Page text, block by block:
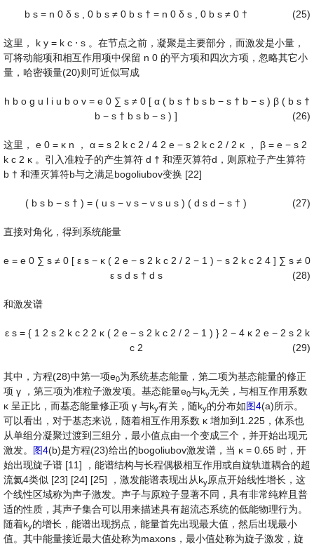
b s = n 0 δ s , 0 b s ≠ 0 b s † = n 0 δ s , 0 b s ≠ 0 † (25)
这里， k y = k c ⋅ s 。在节点之前，凝聚是主要部分，而激发是小量，
可将动能项和相互作用项中保留 n 0 的平方项和四次方项，忽略其它小
量，哈密顿量(20)则可近似写成
h b o g u l i u b o v = e 0 ∑ s ≠ 0 [ α ( b s † b s b − s † b − s ) β ( b s †
b − s † b s b − s ) ] (26)
这里， e 0 = κ n ， α = s 2 k c 2 / 4 2 e − s 2 k c 2 / 2 κ ， β = e − s 2
k c 2 κ 。引入准粒子的产生算符 d † 和湮灭算符d，则原粒子产生算符
b † 和湮灭算符b与之满足bogoliubov变换 [22]
( b s b − s † ) = ( u s − v s − v s u s ) ( d s d − s † ) (27)
直接对角化，得到系统能量
e = e 0 ∑ s ≠ 0 [ ε s − κ ( 2 e − s 2 k c 2 / 2 − 1 ) − s 2 k c 2 4 ] ∑ s ≠ 0
ε s d s † d s (28)
和激发谱
ε s = { 1 2 s 2 k c 2 2 κ ( 2 e − s 2 k c 2 / 2 − 1 ) } 2 − 4 κ 2 e − 2 s 2 k
c 2 (29)
其中，方程(28)中第一项e0为系统基态能量，第二项为基态能量的修正
项 γ ，第三项为准粒子激发项。基态能量e0与ky无关，与相互作用系数
κ 呈正比，而基态能量修正项 γ 与ky有关，随ky的分布如图4(a)所示。
可以看出，对于基态来说，随着相互作用系数 κ 增加到1.225，体系也
从单组分凝聚过渡到三组分，最小值点由一个变成三个，并开始出现元
激发。 图4(b)是方程(23)给出的bogoliubov激发谱，当 κ = 0.65 时，开
始出现旋子谱 [11] ，能谱结构与长程偶极相互作用或自旋轨道耦合的超
流氦4类似 [23] [24] [25] ，激发能谱表现出从ky原点开始线性增长，这
个线性区域称为声子激发。声子与原粒子显著不同，具有非常纯粹且普
适的性质，其声子集合可以用来描述具有超流态系统的低能物理行为。
随着ky的增长，能谱出现拐点，能量首先出现最大值，然后出现最小
值。其中能量接近最大值处称为maxons，最小值处称为旋子激发，旋